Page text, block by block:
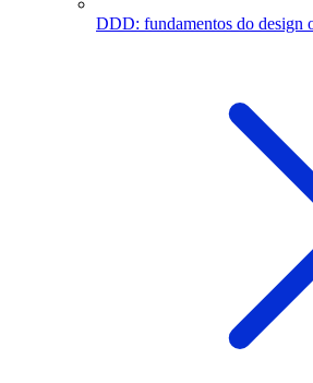
DDD: fundamentos do design